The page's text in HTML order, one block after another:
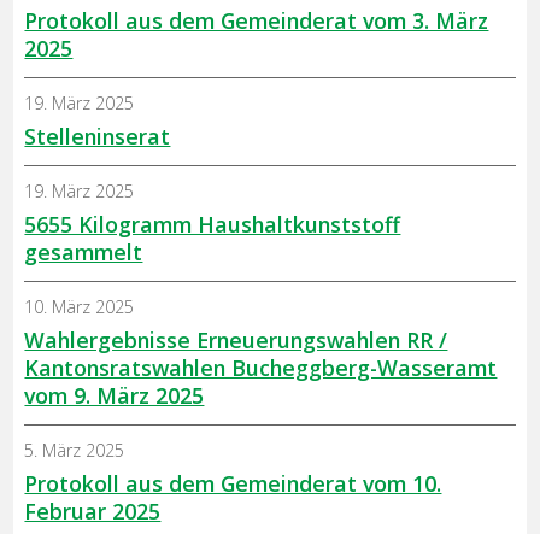
Protokoll aus dem Gemeinderat vom 3. März
2025
Stelleninserat
19. März 2025
5655 Kilogramm Haushaltkunststoff
gesammelt
19. März 2025
Wahlergebnisse Erneuerungswahlen RR /
Kantonsratswahlen Bucheggberg-Wasseramt
vom 9. März 2025
10. März 2025
Protokoll aus dem Gemeinderat vom 10.
Februar 2025
5. März 2025